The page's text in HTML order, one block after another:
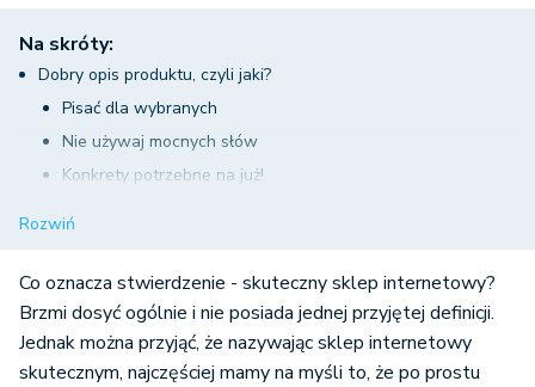
Na skróty:
Dobry opis produktu, czyli jaki?
Pisać dla wybranych
Nie używaj mocnych słów
Konkrety potrzebne na już!
Opis dostosowany pod kątem SEO
Rozwiń
Co oznacza stwierdzenie - skuteczny sklep internetowy?
Brzmi dosyć ogólnie i nie posiada jednej przyjętej definicji.
Jednak można przyjąć, że nazywając sklep internetowy
skutecznym, najczęściej mamy na myśli to, że po prostu